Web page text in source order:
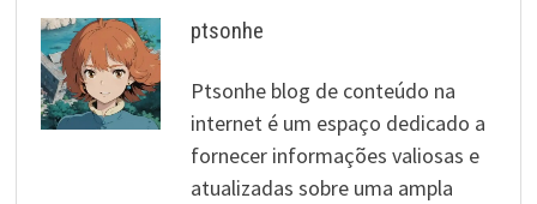
ptsonhe
Ptsonhe blog de conteúdo na
internet é um espaço dedicado a
fornecer informações valiosas e
atualizadas sobre uma ampla